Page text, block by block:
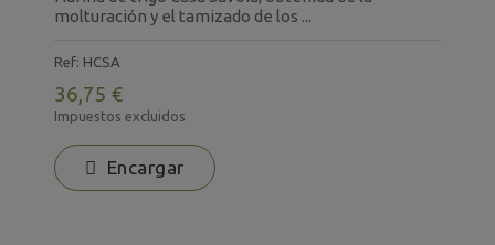
molturación y el tamizado de los ...
Ref: HCSA
36,75 €
Impuestos excluidos
Encargar